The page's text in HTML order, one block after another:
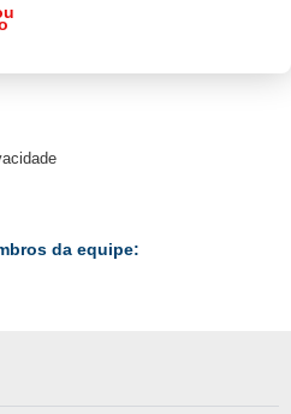
da equipe: